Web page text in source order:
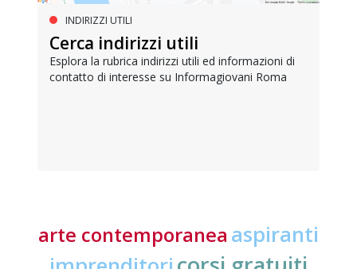
INDIRIZZI UTILI
Cerca indirizzi utili
Esplora la rubrica indirizzi utili ed informazioni di
contatto di interesse su Informagiovani Roma
arte contemporanea aspiranti